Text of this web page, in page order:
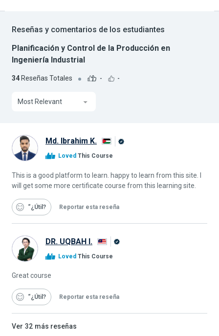
Reseñas y comentarios de los estudiantes
Planificación y Control de la Producción en
Ingeniería Industrial
34 Reseñas Totales - -
Most Relevant
Md. Ibrahim K.
Alison
Loved This Course
This is a good platform to learn. happy to learn from this site. I
will get some more certificate course from this learning site.
“¿Útil Reportar esta reseña
DR. UQBAH I.
Loved This Course
Great course
“¿Útil Reportar esta reseña
Ver 32 más reseñas